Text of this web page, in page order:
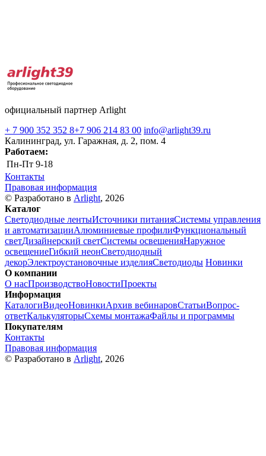
официальный партнер Arlight
+ 7 900 352 352 8+7 906 214 83 00 info@arlight39.ru
Калининград, ул. Гаражная, д. 2, пом. 4
Работаем:
Пн-Пт 9-18
Контакты
Правовая информация
© Разработано в Arlight, 2026
Каталог
Светодиодные лентыИсточники питанияСистемы управления
и автоматизацииАлюминиевые профилиФункциональный
светДизайнерский светСистемы освещенияНаружное
освещениеГибкий неонСветодиодный
декорЭлектроустановочные изделияСветодиоды Новинки
О компании
О насПроизводствоНовостиПроекты
Информация
КаталогиВидеоНовинкиАрхив вебинаровСтатьиВопрос-
ответКалькуляторыСхемы монтажаФайлы и программы
Покупателям
Контакты
Правовая информация
© Разработано в Arlight, 2026